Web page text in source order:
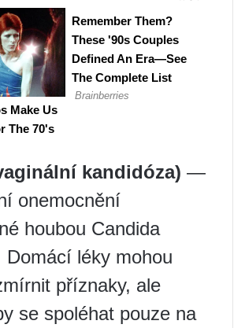
kandidóza) —
onemocnění
houbou Candida
Domácí léky mohou
příznaky, ale
se spoléhat pouze na